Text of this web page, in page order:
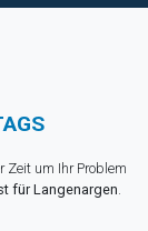
Zeit um Ihr Problem
für Langenargen.